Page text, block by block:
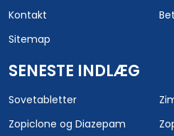
Kontakt
Sitemap
SENESTE INDLÆG
Sovetabletter
Zopiclone og Diazepam